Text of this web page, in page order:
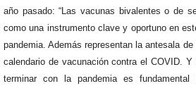
año pasado: “Las vacunas bivalentes o de
como una instrumento clave y oportuno en
pandemia. Además representan la antesala
calendario de vacunación contra el COVID.
terminar con la pandemia es